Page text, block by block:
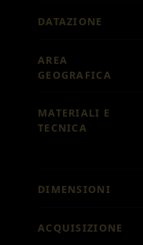
DATAZIONE
AREA
GEOGRAFICA
MATERIALI E
TECNICA
DIMENSIONI
ACQUISIZIONE